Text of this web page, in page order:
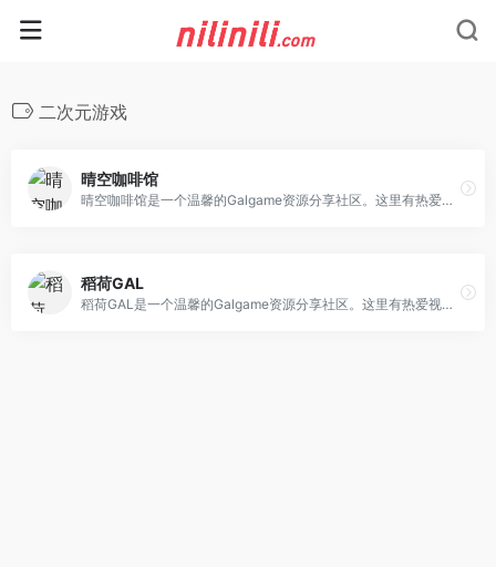
二次元游戏
晴空咖啡馆
晴空咖啡馆是一个温馨的Galgame资源分享社区。这里有热爱视觉小说的同好们在分享游戏资源,免费且不限速的下载，没有劣质网盘。
稻荷GAL
稻荷GAL是一个温馨的Galgame资源分享社区。这里有热爱视觉小说的同好们在分享游戏资源,免费且不限速的下载，没有劣质网盘。提供最新的Galgame游戏、汉化补丁、音乐资源等。